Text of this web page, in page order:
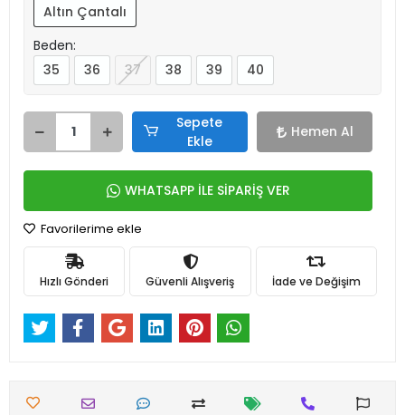
Altın Çantalı
Beden:
35
36 37 38 39 40
Sepete
Ekle
Hemen Al
WHATSAPP İLE SİPARİŞ VER
Favorilerime ekle
Hızlı Gönderi Güvenli Alışveriş İade ve Değişim